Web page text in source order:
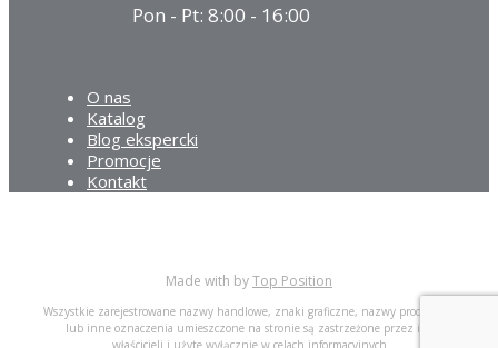
Pon - Pt: 8:00 - 16:00
O nas
Katalog
Blog ekspercki
Promocje
Kontakt
Made with byTop Position
Wszystkie zarejestrowane nazwy handlowe, znaki graficzne, nazwy produktów
lub inne oznaczenia umieszczone na stronie są zastrzeżone przez ich
właścicieli i użyte wyłącznie w celach informacyjnych